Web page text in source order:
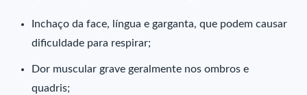
Inchaço da face, língua e garganta, que podem causar
dificuldade para respirar;
Dor muscular grave geralmente nos ombros e
quadris;